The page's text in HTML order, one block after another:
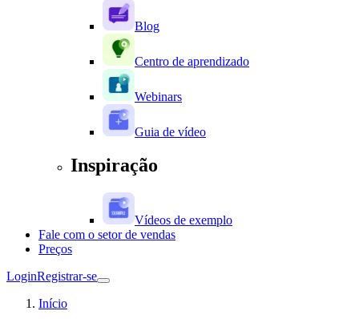
Blog
Centro de aprendizado
Webinars
Guia de vídeo
Inspiração
Vídeos de exemplo
Fale com o setor de vendas
Preços
LoginRegistrar-se
Início